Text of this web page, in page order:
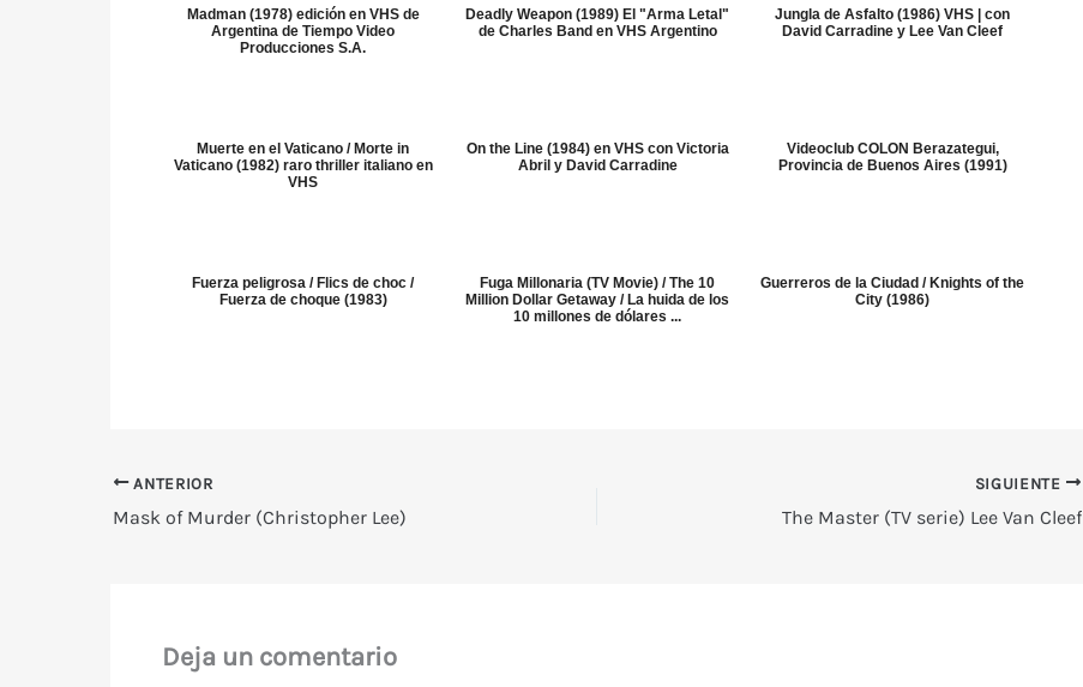
Madman (1978) edición en VHS de
Argentina de Tiempo Video
Producciones S.A.
Deadly Weapon (1989) El "Arma Letal"
de Charles Band en VHS Argentino
Jungla de Asfalto (1986) VHS | con
David Carradine y Lee Van Cleef
Muerte en el Vaticano / Morte in
Vaticano (1982) raro thriller italiano en
VHS
On the Line (1984) en VHS con Victoria
Abril y David Carradine
Videoclub COLON Berazategui,
Provincia de Buenos Aires (1991)
Fuerza peligrosa / Flics de choc /
Fuerza de choque (1983)
Fuga Millonaria (TV Movie) / The 10
Million Dollar Getaway / La huida de los
10 millones de dólares ...
Guerreros de la Ciudad / Knights of the
City (1986)
ANTERIOR
Mask of Murder (Christopher Lee)
SIGUIENTE
The Master (TV serie) Lee Van Cleef
Deja un comentario